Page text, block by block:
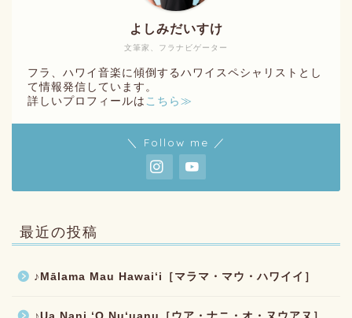
文筆家、フラナビゲーター
よしみだいすけ
フラ、ハワイ音楽に傾倒するハワイスペシャリストとし
て情報発信しています。
詳しいプロフィールは こちら≫
＼ Follow me ／
最近の投稿
♪Mālama Mau Hawaiʻi［マラマ・マウ・ハワイイ］